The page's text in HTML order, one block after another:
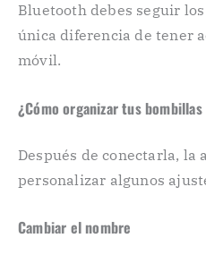
Bluetooth debes seguir
única diferencia de tener
móvil.
¿Cómo organizar tus
Después de conectarla,
personalizar algunos
Cambiar el nombre